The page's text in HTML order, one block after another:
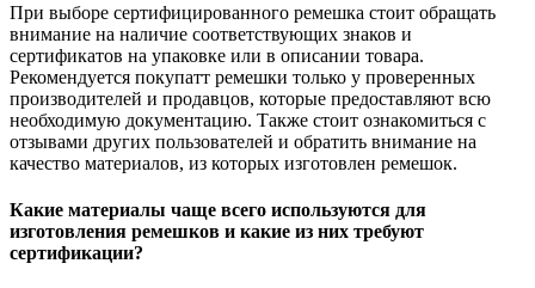
При выборе сертифицированного ремешка стоит обращать
внимание на наличие соответствующих знаков и
сертификатов на упаковке или в описании товара.
Рекомендуется покупатт ремешки только у проверенных
производителей и продавцов, которые предоставляют всю
необходимую документацию. Также стоит ознакомиться с
отзывами других пользователей и обратить внимание на
качество материалов, из которых изготовлен ремешок.
Какие материалы чаще всего используются для
изготовления ремешков и какие из них требуют
сертификации?